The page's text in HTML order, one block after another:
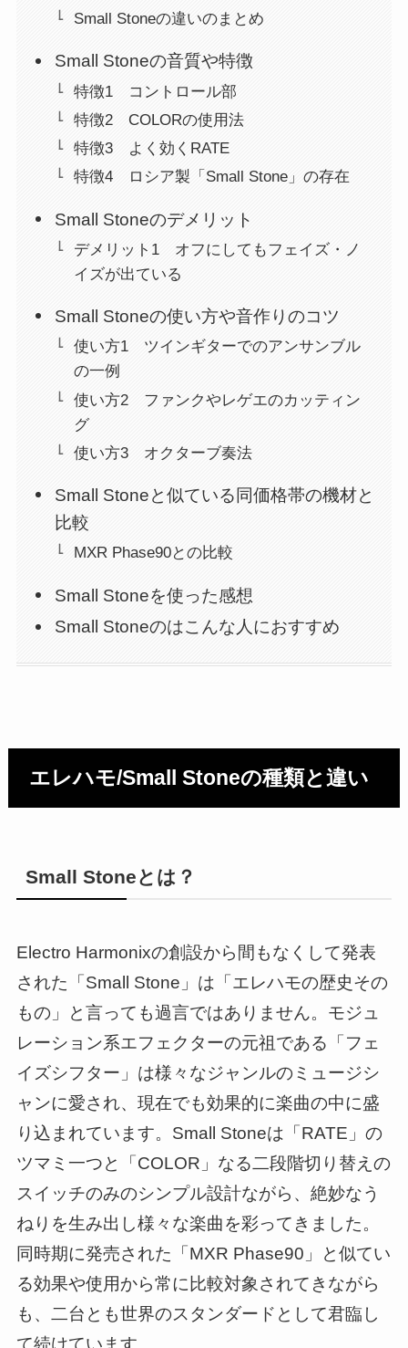
Small Stoneの違いのまとめ
Small Stoneの音質や特徴
特徴1 コントロール部
特徴2 COLORの使用法
特徴3 よく効くRATE
特徴4 ロシア製「Small Stone」の存在
Small Stoneのデメリット
デメリット1 オフにしてもフェイズ・ノ
イズが出ている
Small Stoneの使い方や音作りのコツ
使い方1 ツインギターでのアンサンブル
の一例
使い方2 ファンクやレゲエのカッティン
グ
使い方3 オクターブ奏法
Small Stoneと似ている同価格帯の機材と
比較
MXR Phase90との比較
Small Stoneを使った感想
Small Stoneのはこんな人におすすめ
エレハモ/Small Stoneの種類と違い
Small Stoneとは？
Electro Harmonixの創設から間もなくして発表
された「Small Stone」は「エレハモの歴史その
もの」と言っても過言ではありません。モジュ
レーション系エフェクターの元祖である「フェ
イズシフター」は様々なジャンルのミュージシ
ャンに愛され、現在でも効果的に楽曲の中に盛
り込まれています。Small Stoneは「RATE」の
ツマミ一つと「COLOR」なる二段階切り替えの
スイッチのみのシンプル設計ながら、絶妙なう
ねりを生み出し様々な楽曲を彩ってきました。
同時期に発売された「MXR Phase90」と似てい
る効果や使用から常に比較対象されてきながら
も、二台とも世界のスタンダードとして君臨し
て続けています。